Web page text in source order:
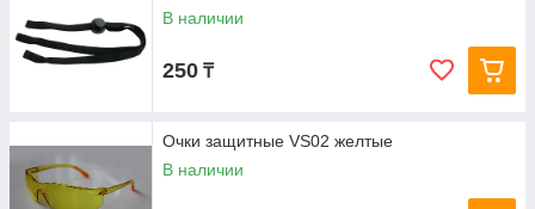
В наличии
250 ₸
Очки защитные VS02 желтые
В наличии